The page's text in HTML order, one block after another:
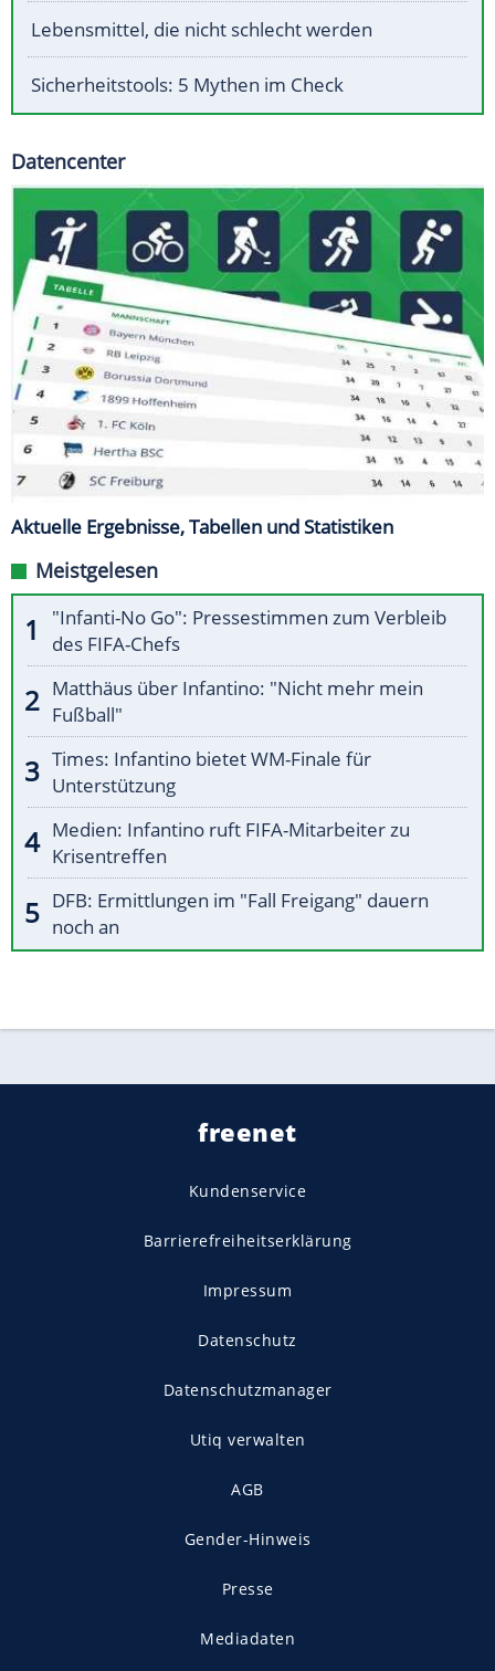
Lebensmittel, die nicht schlecht werden
Sicherheitstools: 5 Mythen im Check
Datencenter
Aktuelle Ergebnisse, Tabellen und Statistiken
Meistgelesen
"Infanti-No Go": Pressestimmen zum Verbleib
des FIFA-Chefs
Matthäus über Infantino: "Nicht mehr mein
Fußball"
Times: Infantino bietet WM-Finale für
Unterstützung
Medien: Infantino ruft FIFA-Mitarbeiter zu
Krisentreffen
DFB: Ermittlungen im "Fall Freigang" dauern
noch an
freenet
Kundenservice
Barrierefreiheitserklärung
Impressum
Datenschutz
Datenschutzmanager
Utiq verwalten
AGB
Gender-Hinweis
Presse
Mediadaten